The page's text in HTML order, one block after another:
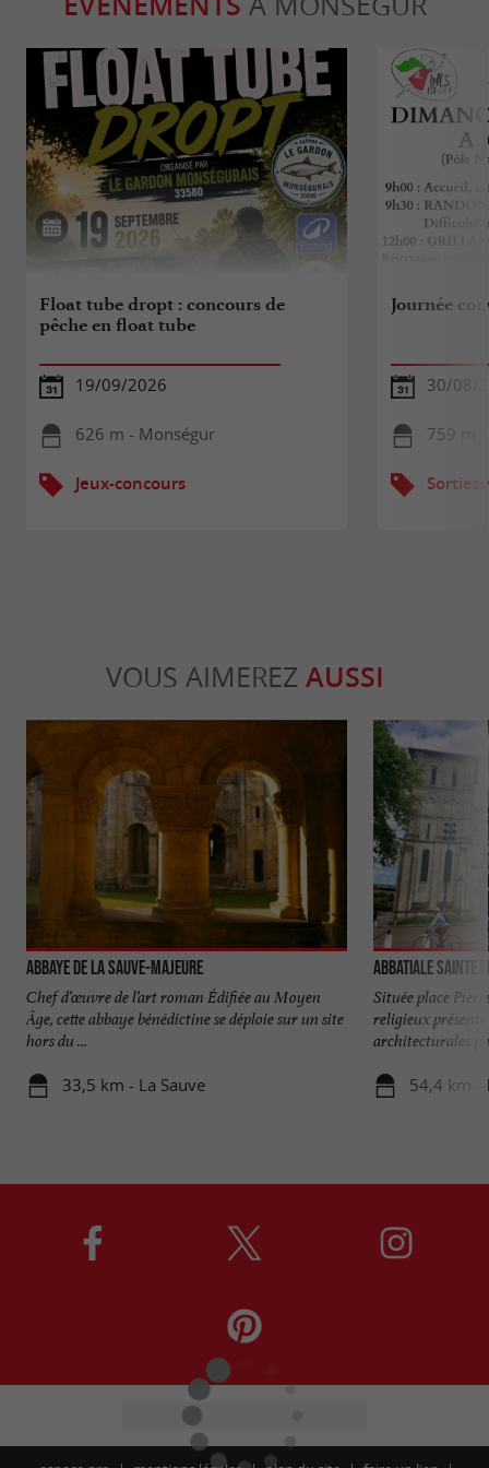
Float tube dropt : concours de
pêche en float tube
19/09/2026
626 m - Monségur
Jeux-concours
Journée
30/08/
759 m
Sorties
VOUS AIMEREZ AUSSI
Abbaye de La Sauve-Majeure
Chef d’œuvre de l’art roman Édifiée au Moyen
Âge, cette abbaye bénédictine se déploie sur un site
hors du ...
33,5 km - La Sauve
Abbatiale Sainte
Située place
religieux
architecturales
54,4 km -